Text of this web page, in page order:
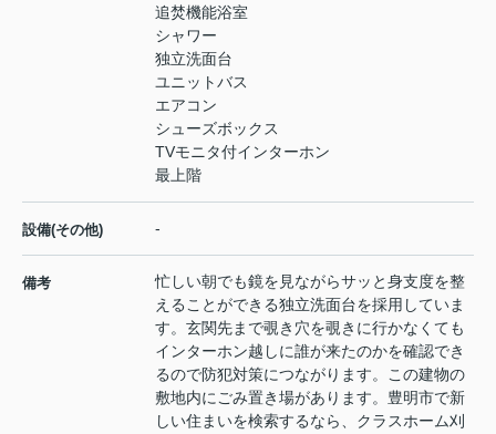
追焚機能浴室
シャワー
独立洗面台
ユニットバス
エアコン
シューズボックス
TVモニタ付インターホン
最上階
設備(その他) -
備考
忙しい朝でも鏡を見ながらサッと身支度を整
えることができる独立洗面台を採用していま
す。玄関先まで覗き穴を覗きに行かなくても
インターホン越しに誰が来たのかを確認でき
るので防犯対策につながります。この建物の
敷地内にごみ置き場があります。豊明市で新
しい住まいを検索するなら、クラスホーム刈